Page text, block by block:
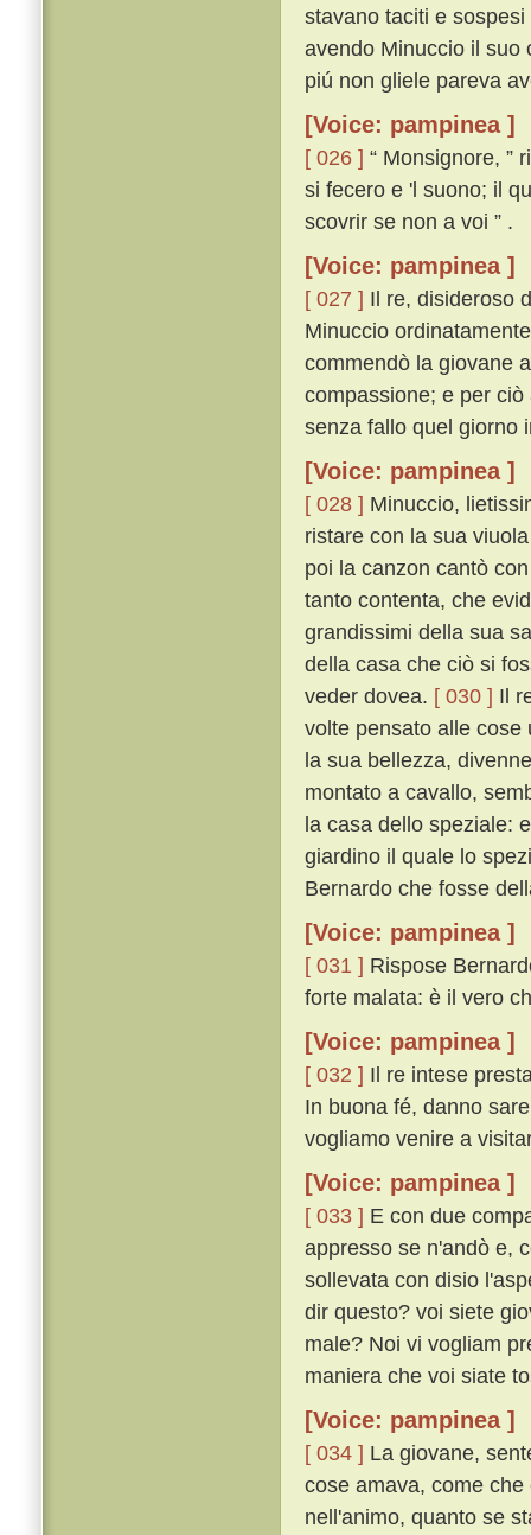
stavano taciti e
avendo Minuccio il suo
piú non gliele pareva
[Voice: pampinea ]
[ 026 ] “ Monsignore, ”
si fecero e 'l suono; il
scovrir se non a voi ” .
[Voice: pampinea ]
[ 027 ] Il re, disideroso
Minuccio
commendò la giovane
compassione; e per
senza fallo quel giorno
[Voice: pampinea ]
[ 028 ] Minuccio,
ristare con la sua
poi la canzon cantò
tanto contenta, che
grandissimi della sua
della casa che ciò si
veder dovea. [ 030 ] Il
volte pensato alle cose
la sua bellezza,
montato a cavallo,
la casa dello speziale:
giardino il quale lo
Bernardo che fosse
[Voice: pampinea ]
[ 031 ] Rispose
forte malata: è il vero
[Voice: pampinea ]
[ 032 ] Il re intese
In buona fé, danno
vogliamo venire a
[Voice: pampinea ]
[ 033 ] E con due
appresso se n'andò e,
sollevata con disio
dir questo? voi siete
male? Noi vi vogliam
maniera che voi siate
[Voice: pampinea ]
[ 034 ] La giovane,
cose amava, come
nell'animo, quanto se